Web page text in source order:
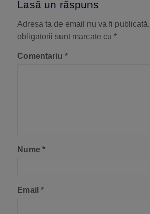
Lasă un răspuns
Adresa ta de email nu va fi publicată.
obligatorii sunt marcate cu *
Comentariu *
Nume *
Email *